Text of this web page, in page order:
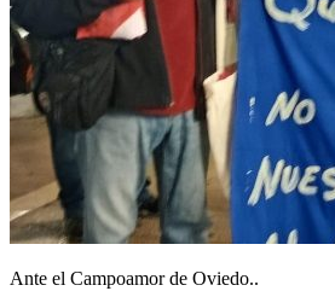
Ante el Campoamor de Oviedo..